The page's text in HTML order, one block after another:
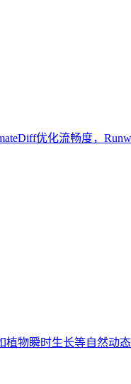
优化流畅度，
物瞬时生长等自然动